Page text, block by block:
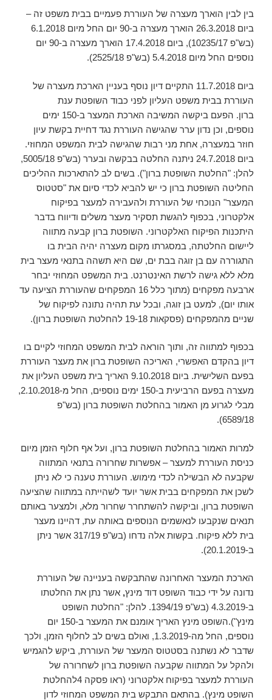
בין לבין הוארך מעצרה של העוררת פעמיים בבית משפט זה –
ביום 26.3.2018 הוארך מעצרה ב-90 יום החל מיום 6.1.2018
(בש"פ 10235/17), ביום 17.4.2018 הוארך מעצרה ב-90 יום
נוספים החל מיום 5.4.2018 (בש"פ 2525/18).
ביום 11.7.2018 התקיים דיון נוסף בעניין הארכת מעצרה של
העוררת בבית משפט העליון לפני כבוד השופטת ענת
ברון. הפעם ביקשה המשיבה הארכת המעצר ב-150 ימים
נוספים, וכן נדון ערר שהגישה העוררת נגד דחיית בקשת עיון
חוזר במעצרה, אחת מני רבות שהגישה לבית המשפט המחוזי.
ביום 24.7.2018 ניתנה החלטה בבקשה ובערר (בש"פ 5005/18,
להלן: "החלטת השופטת ברון"). בשים לב להתארכות ההליכים
החליטה השופטת ברון כי יש להביא לכדי סיום את "סטטוס
המעצר" הנוכחי של העוררת ולהעבירה למעצר בפיקוח
אלקטרוני, בכפוף להגשת תסקיר מעצר משלים ודיווח בדבר
היתכנות הפיקוח האלקטרוני. השופטת ברון קבעה מתווה
ליישום החלטתה, במסגרתו מקום מעצרה יהיה הבית בו
התגוררה עם בן זוגה בבת ים, שם היא תשהה בתנאי מעצר בית
מלא ללא גישה לרשת האינטרנט. בית המשפט המחוזי יבחר
ארבעה מפקחים (מתוך כלל 16 המפקחים שהעוררת הציעה עד
אותו יום), למעט בן זוגה, ובכל עת תהיה נתונה לפיקוח של
שניים מהמפקחים (פסקאות 19-18 להחלטת השופטת ברון).
בכפוף למתווה זה, ותוך הוראה לבית המשפט המחוזי לקיים בו
דיון בהקדם האפשרי, האריכה השופטת ברון את מעצר העוררת
בפעם השלישית. ביום 9.10.2018 האריך בית משפט העליון את
מעצרה בפעם הרביעית ב-150 ימים נוספים, החל מ-2.10.2018,
מבלי לגרוע מן האמור בהחלטת השופטת ברון (בש"פ
6589/18).
למרות האמור בהחלטת השופטת ברון, ועל אף חלוף הזמן מיום
כניסת העוררת למעצר – אפשרות שחרורה בתנאי המתווה
שקבעה לא הבשילה לכדי מימוש. העוררת טענה כי לא ניתן
לשכן את המפקחים בבית אשר יועד לשהייתה במתווה שהציעה
השופטת ברון, וביקשה להשתחרר שחרור מלא, ולמצער באותם
תנאים שנקבעו לנאשמים הנוספים באותה עת, דהיינו מעצר
בית ללא פיקוח. בקשות אלה נדחו (בש"פ 317/19 אשר ניתן
ב-20.1.2019).
הארכת המעצר האחרונה שהתבקשה בעניינה של העוררת
נדונה על ידי כבוד השופט דוד מינץ, אשר נתן את החלטתו
ב-4.3.2019 (בש"פ 1394/19. להלן: "החלטת השופט
מינץ").השופט מינץ האריך אומנם את המעצר ב-150 יום
נוספים, החל מה-1.3.2019, ואולם בשים לב לחלוף הזמן, ולכך
שדבר לא נשתנה בסטטוס המעצר של העוררת, ביקש להגמיש
ולהקל על המתווה שקבעה השופטת ברון לשחרורה של
העוררת למעצר בפיקוח אלקטרוני (ראו פסקה 4להחלטת
השופט מינץ). בהתאם התבקש בית המשפט המחוזי לדון